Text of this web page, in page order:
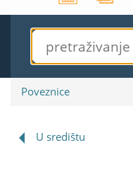
Poveznice
U središtu